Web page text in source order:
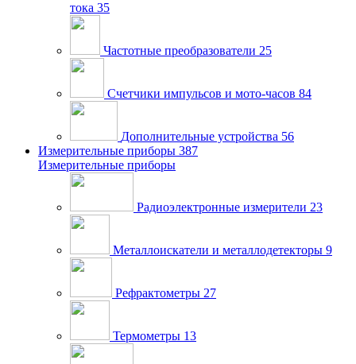
тока 35
Частотные преобразователи 25
Счетчики импульсов и мото-часов 84
Дополнительные устройства 56
Измерительные приборы 387
Измерительные приборы
Радиоэлектронные измерители 23
Металлоискатели и металлодетекторы 9
Рефрактометры 27
Термометры 13